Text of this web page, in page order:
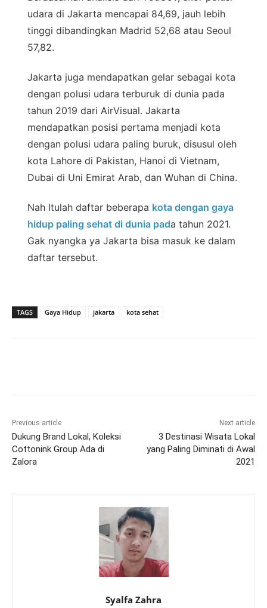
udara di Jakarta mencapai 84,69, jauh lebih
tinggi dibandingkan Madrid 52,68 atau Seoul
57,82.
Jakarta juga mendapatkan gelar sebagai kota
dengan polusi udara terburuk di dunia pada
tahun 2019 dari AirVisual. Jakarta
mendapatkan posisi pertama menjadi kota
dengan polusi udara paling buruk, disusul oleh
kota Lahore di Pakistan, Hanoi di Vietnam,
Dubai di Uni Emirat Arab, dan Wuhan di China.
Nah Itulah daftar beberapa kota dengan gaya
hidup paling sehat di dunia pada tahun 2021.
Gak nyangka ya Jakarta bisa masuk ke dalam
daftar tersebut.
TAGS Gaya Hidup jakarta kota sehat
Previous article
Dukung Brand Lokal, Koleksi
Cottonink Group Ada di
Zalora
Next article
3 Destinasi Wisata Lokal
yang Paling Diminati di Awal
2021
Syalfa Zahra